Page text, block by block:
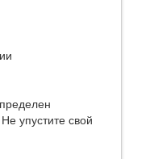
упустите свой